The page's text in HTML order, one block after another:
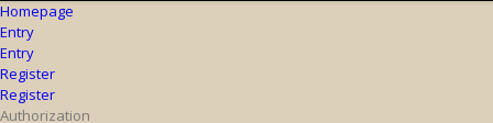
Homepage
Entry
Entry
Register
Register
Authorization